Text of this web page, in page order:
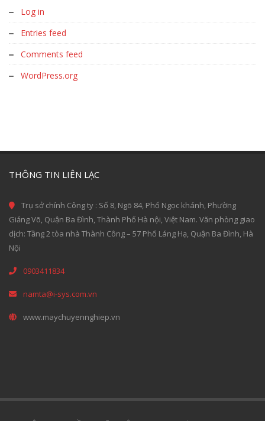
Log in
Entries feed
Comments feed
WordPress.org
THÔNG TIN LIÊN LẠC
Trụ sở chính Công ty : Số 8, Ngõ 84, Phố Ngọc khánh, Phường
Giảng Võ, Quận Ba Đình, Thành Phố Hà nội, Việt Nam. Văn phòng giao
dịch: Tầng 2 tòa nhà Thành Công – 57 Phố Láng Hạ, Quận Ba Đình, Hà
Nội
0903411834
namta@i-sys.com.vn
www.maychuyennghiep.vn